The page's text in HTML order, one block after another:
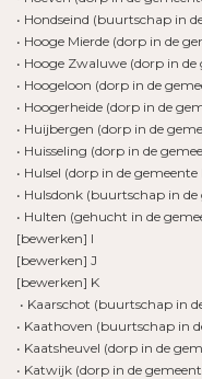
• Hondseind (buurtschap in
• Hooge Mierde (dorp in de
• Hooge Zwaluwe (dorp in
• Hoogeloon (dorp in de
• Hoogerheide (dorp in de
• Huijbergen (dorp in de
• Huisseling (dorp in de
• Hulsel (dorp in de
• Hulsdonk (buurtschap in
• Hulten (gehucht in de
[bewerken] I
[bewerken] J
[bewerken] K
• Kaarschot (buurtschap in
• Kaathoven (buurtschap in
• Kaatsheuvel (dorp in de
• Katwijk (dorp in de